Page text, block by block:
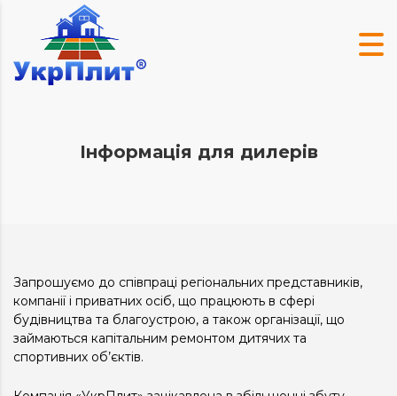
Інформація для дилерів
Запрошуємо до співпраці регіональних представників,
компанії і приватних осіб, що працюють в сфері
будівництва та благоустрою, а також організації, що
займаються капітальним ремонтом дитячих та
спортивних об’єктів.